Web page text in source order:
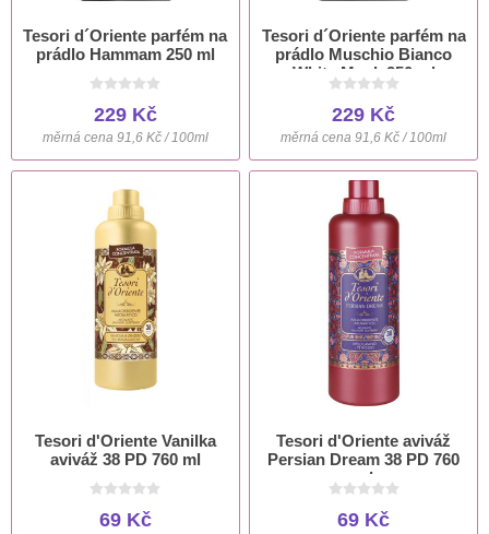
Tesori d´Oriente parfém na
prádlo Hammam 250 ml
229 Kč
měrná cena 91,6 Kč / 100ml
Tesori d´Oriente parfém na
prádlo Muschio Bianco
White Musk 250 ml
229 Kč
měrná cena 91,6 Kč / 100ml
Tesori d'Oriente Vanilka
aviváž 38 PD 760 ml
69 Kč
Tesori d'Oriente aviváž
Persian Dream 38 PD 760
ml
69 Kč